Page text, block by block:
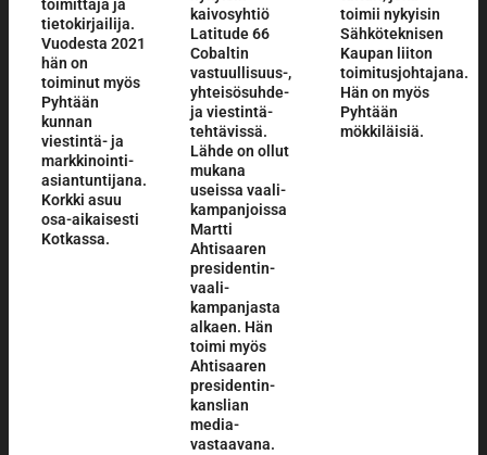
toimittaja ja
tieto­kirjailija.
Vuodesta 2021
hän on
toiminut myös
Pyhtään
kunnan
viestintä- ja
markkinointi­
asiantuntijana.
Korkki asuu
osa-aikaisesti
Kotkassa.
kaivos­yhtiö
Latitude 66
Cobaltin
vastuullisuus-,
yhteisösuhde-
ja viestintä­
tehtävissä.
Lähde on ollut
mukana
useissa vaali­
kampanjoissa
Martti
Ahtisaaren
presidentin­
vaali­
kampanjasta
alkaen. Hän
toimi myös
Ahtisaaren
presidentin­
kanslian
media­
vastaavana.
toimii nykyisin
Sähköteknisen
Kaupan liiton
toimitusjohtajana.
Hän on myös
Pyhtään
mökkiläisiä.